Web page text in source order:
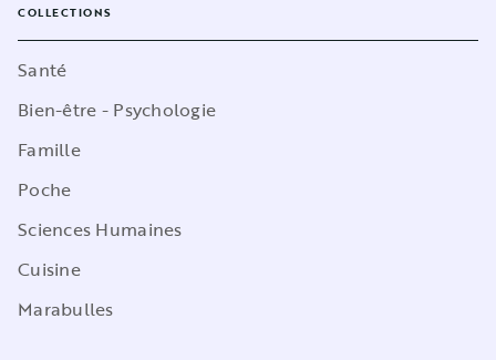
COLLECTIONS
Santé
Bien-être - Psychologie
Famille
Poche
Sciences Humaines
Cuisine
Marabulles